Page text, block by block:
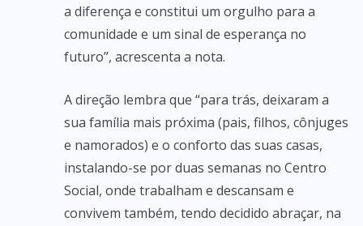
a diferença e constitui um orgulho para a
comunidade e um sinal de esperança no
futuro”, acrescenta a nota.
A direção lembra que “para trás, deixaram a
sua família mais próxima (pais, filhos, cônjuges
e namorados) e o conforto das suas casas,
instalando-se por duas semanas no Centro
Social, onde trabalham e descansam e
convivem também, tendo decidido abraçar, na